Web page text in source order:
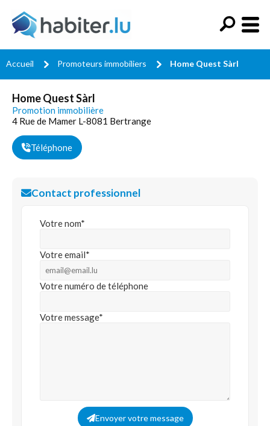
Accueil Promoteurs immobiliers Home Quest Sàrl
Home Quest Sàrl
Promotion immobilière
4 Rue de Mamer L-8081 Bertrange
Téléphone
Contact professionnel
Votre nom*
Votre email*
Votre numéro de téléphone
Votre message*
Envoyer votre message